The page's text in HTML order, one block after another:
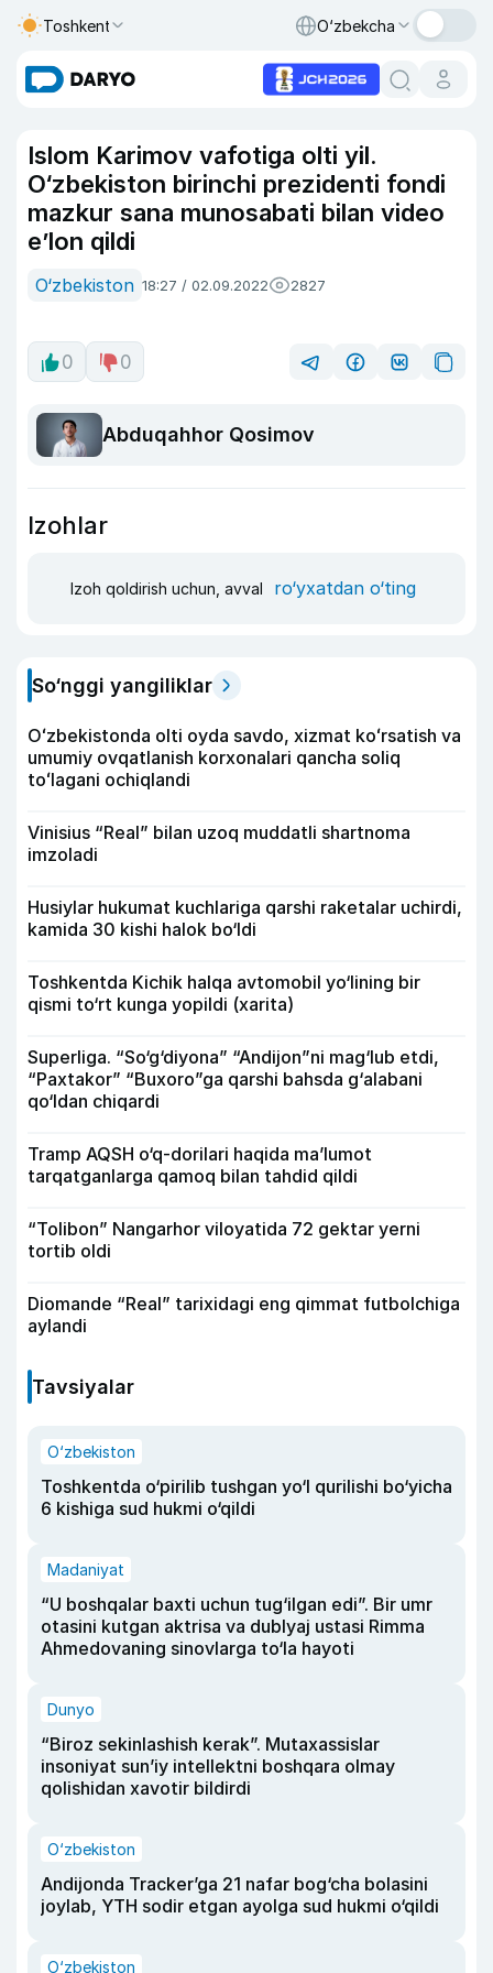
Toshkent O‘zbekcha
Islom Karimov vafotiga olti yil.
O‘zbekiston birinchi prezidenti fondi
mazkur sana munosabati bilan video
e’lon qildi
O‘zbekiston 18:27 / 02.09.2022 2827
0 0
Abduqahhor Qosimov
Izohlar
Izoh qoldirish uchun, avval ro‘yxatdan o‘ting
So‘nggi yangiliklar
Oʻzbekistonda olti oyda savdo, xizmat koʻrsatish va
umumiy ovqatlanish korxonalari qancha soliq
toʻlagani ochiqlandi
Vinisius “Real” bilan uzoq muddatli shartnoma
imzoladi
Husiylar hukumat kuchlariga qarshi raketalar uchirdi,
kamida 30 kishi halok bo‘ldi
Toshkentda Kichik halqa avtomobil yo‘lining bir
qismi to‘rt kunga yopildi (xarita)
Superliga. “So‘g‘diyona” “Andijon”ni mag‘lub etdi,
“Paxtakor” “Buxoro”ga qarshi bahsda g‘alabani
qo‘ldan chiqardi
Tramp AQSH o‘q-dorilari haqida ma’lumot
tarqatganlarga qamoq bilan tahdid qildi
“Tolibon” Nangarhor viloyatida 72 gektar yerni
tortib oldi
Diomande “Real” tarixidagi eng qimmat futbolchiga
aylandi
Tavsiyalar
O‘zbekiston
Toshkentda o‘pirilib tushgan yo‘l qurilishi bo‘yicha
6 kishiga sud hukmi o‘qildi
Madaniyat
“U boshqalar baxti uchun tug‘ilgan edi”. Bir umr
otasini kutgan aktrisa va dublyaj ustasi Rimma
Ahmedovaning sinovlarga to‘la hayoti
Dunyo
“Biroz sekinlashish kerak”. Mutaxassislar
insoniyat sun’iy intellektni boshqara olmay
qolishidan xavotir bildirdi
O‘zbekiston
Andijonda Tracker’ga 21 nafar bog‘cha bolasini
joylab, YTH sodir etgan ayolga sud hukmi o‘qildi
O‘zbekiston